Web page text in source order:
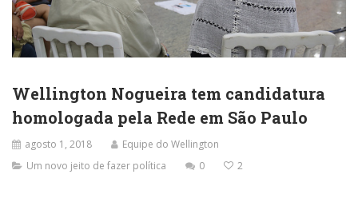
Wellington Nogueira tem candidatura
homologada pela Rede em São Paulo
agosto 1, 2018
Equipe do Wellington
Um novo jeito de fazer política
0 2